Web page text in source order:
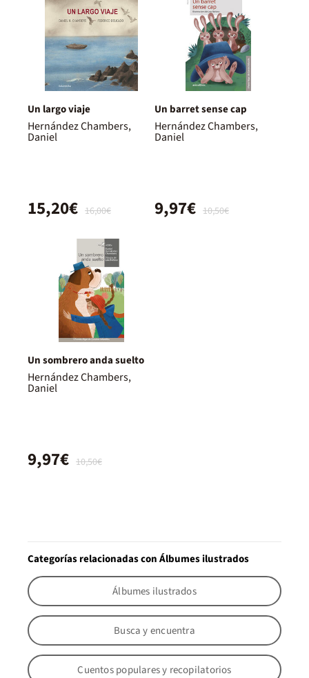
Un largo viaje
Hernández Chambers,
Daniel
16,00€
15,20€
Un barret sense cap
Hernández Chambers,
Daniel
10,50€
9,97€
Un sombrero anda suelto
Hernández Chambers,
Daniel
10,50€
9,97€
Categorías relacionadas con Álbumes ilustrados
Álbumes ilustrados
Busca y encuentra
Cuentos populares y recopilatorios